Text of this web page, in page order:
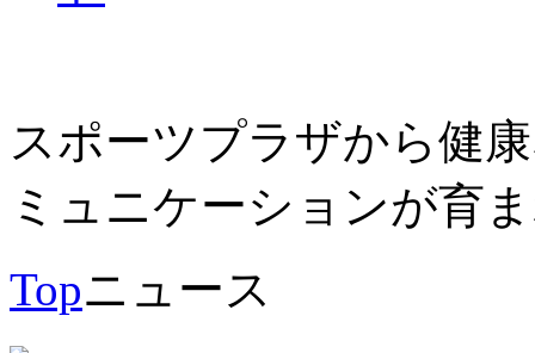
スポーツプラザから健
ミュニケーションが育
Topニュース